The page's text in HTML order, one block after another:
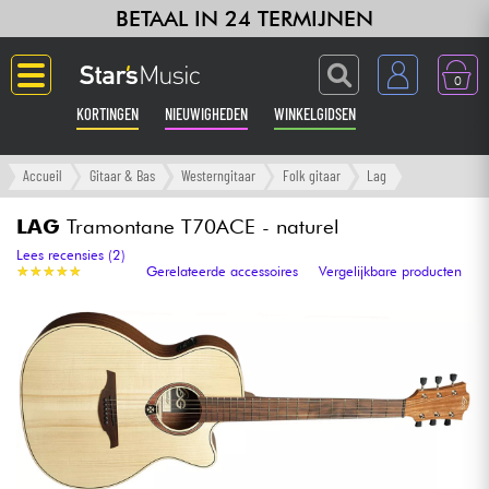
BETAAL IN 24 TERMIJNEN
0
KORTINGEN NIEUWIGHEDEN WINKELGIDSEN
Langue
Gitaar & Bas
Versterker & Effecten
Toetsenbord & Piano
Synths & samplers
Home-studio
Accueil Gitaar & Bas Westerngitaar Folk gitaar Lag
LAG Tramontane T70ACE - naturel
★★★★★
★★★★★
Lees recensies (2)
Gerelateerde accessoires
Vergelijkbare producten